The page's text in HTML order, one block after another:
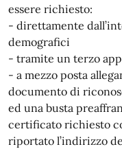
essere richiesto:
- direttamente
demografici
- tramite un terzo
- a mezzo posta
documento di
ed una busta
certificato richiesto
riportato l’indirizzo